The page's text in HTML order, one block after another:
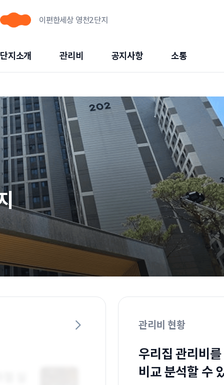
이편한세상 영천2단지
단지소개 관리비 공지사항 소통
관리비 현황
우리집 관리비
비교 분석할 수